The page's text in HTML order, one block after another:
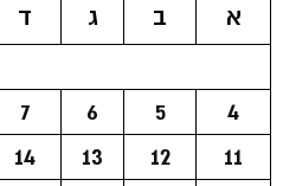
א
ב ג ד
4
5
6
7
11
12
13
14